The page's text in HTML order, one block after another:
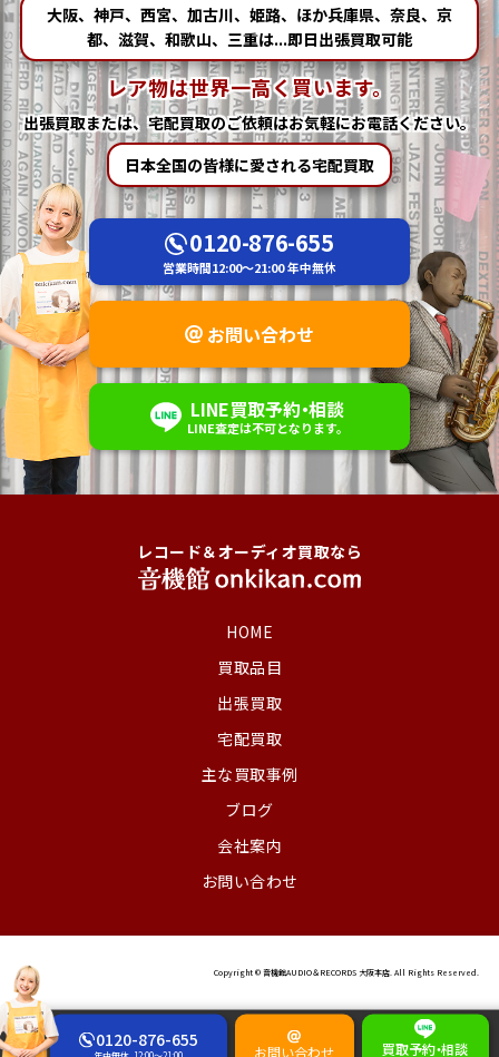
大阪、神戸、西宮、加古川、姫路、ほか兵庫県、奈良、京
都、滋賀、和歌山、三重は...即日出張買取可能
レア物は世界一高く買います。
出張買取または、宅配買取のご依頼はお気軽にお電話ください。
日本全国の皆様に愛される宅配買取
0120-876-655
営業時間12:00～21:00年中無休
お問い合わせ
LINE買取予約・相談
LINE査定は不可となります。
レコード＆オーディオ買取なら
HOME
買取品目
出張買取
宅配買取
主な買取事例
ブログ
会社案内
お問い合わせ
Copyright © 音機館AUDIO＆RECORDS 大阪本店. All Rights Reserved.
0120-876-655
お問い合わせ 買取予約・相談